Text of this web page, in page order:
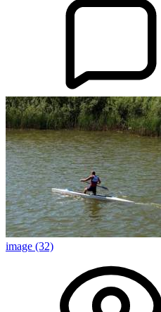
image (32)